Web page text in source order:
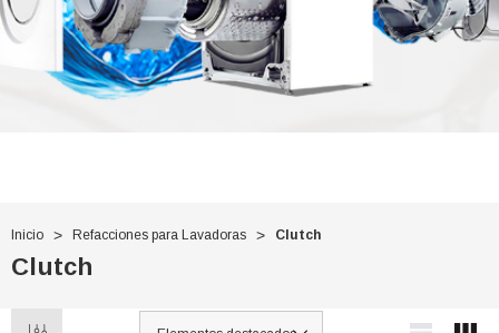
Inicio Refacciones para Lavadoras Clutch
Clutch